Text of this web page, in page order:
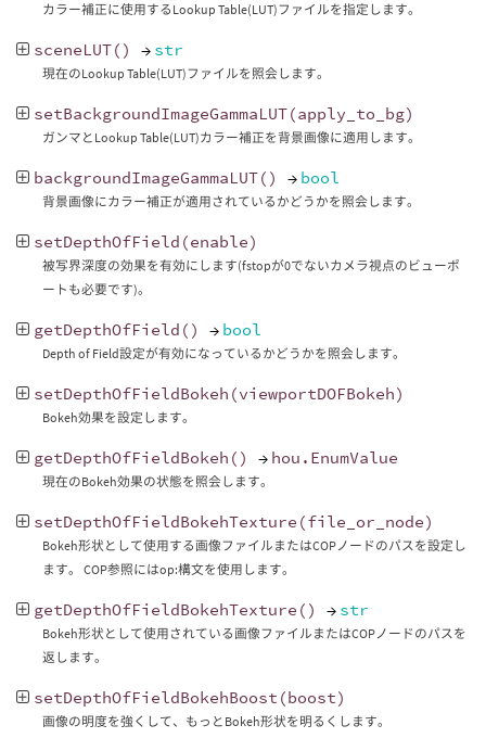
カラー補正に使用するLookup Table(LUT)ファイルを指定します。
sceneLUT() → str
現在のLookup Table(LUT)ファイルを照会します。
setBackgroundImageGammaLUT(apply_to_bg)
ガンマとLookup Table(LUT)カラー補正を背景画像に適用します。
backgroundImageGammaLUT() → bool
背景画像にカラー補正が適用されているかどうかを照会します。
setDepthOfField (enable)
被写界深度の効果を有効にします(fstopが0でないカメラ視点のビューポ
ートも必要です)。
getDepthOfField () → bool
Depth of Field設定が有効になっているかどうかを照会します。
setDepthOfFieldBokeh (viewportDOFBokeh)
Bokeh効果を設定します。
getDepthOfFieldBokeh () → hou . EnumValue
現在のBokeh効果の状態を照会します。
setDepthOfFieldBokehTexture (file_or_node)
Bokeh形状として使用する画像ファイルまたはCOPノードのパスを設定し
ます。 COP参照にはop:構文を使用します。
getDepthOfFieldBokehTexture () → str
Bokeh形状として使用されている画像ファイルまたはCOPノードのパスを
返します。
setDepthOfFieldBokehBoost (boost)
画像の明度を強くして、もっとBokeh形状を明るくします。